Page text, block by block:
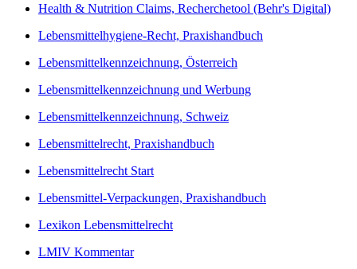
Health & Nutrition Claims, Recherchetool (Behr's Digital)
Lebensmittelhygiene-Recht, Praxishandbuch
Lebensmittelkennzeichnung, Österreich
Lebensmittelkennzeichnung und Werbung
Lebensmittelkennzeichnung, Schweiz
Lebensmittelrecht, Praxishandbuch
Lebensmittelrecht Start
Lebensmittel-Verpackungen, Praxishandbuch
Lexikon Lebensmittelrecht
LMIV Kommentar